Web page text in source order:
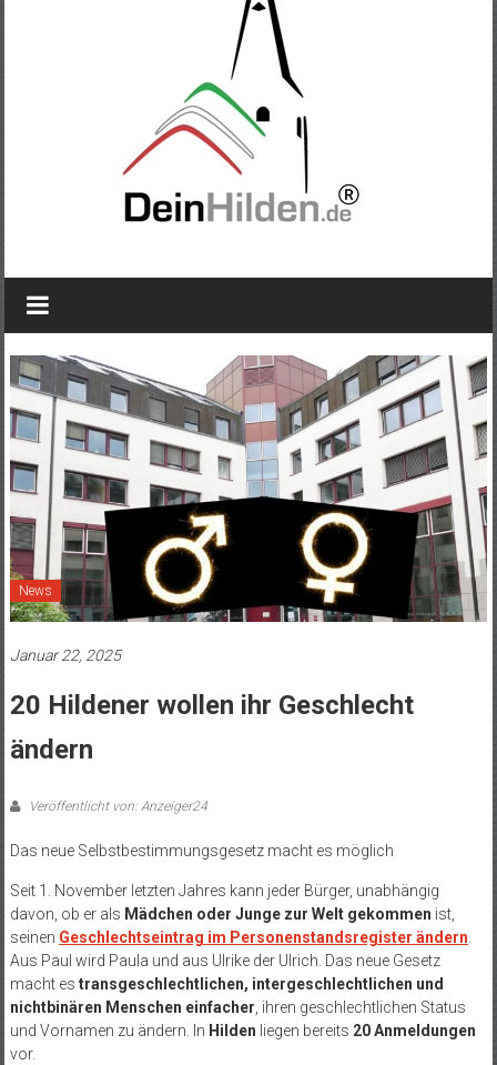
News
Januar 22, 2025
20 Hildener wollen ihr Geschlecht
ändern
Veröffentlicht von: Anzeiger24
Das neue Selbstbestimmungsgesetz macht es möglich
Seit 1. November letzten Jahres kann jeder Bürger, unabhängig
davon, ob er als Mädchen oder Junge zur Welt gekommen ist,
seinen Geschlechtseintrag im Personenstandsregister ändern.
Aus Paul wird Paula und aus Ulrike der Ulrich. Das neue Gesetz
macht es transgeschlechtlichen, intergeschlechtlichen und
nichtbinären Menschen einfacher, ihren geschlechtlichen Status
und Vornamen zu ändern. In Hilden liegen bereits 20 Anmeldungen
vor.